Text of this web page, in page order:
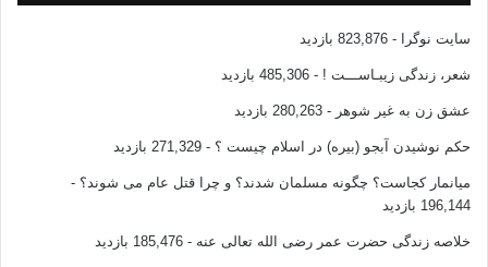
سایت نوگرا - 823,876 بازدید
شعر، زندگی زیبـاســـت ! - 485,306 بازدید
عشق زن به غیر شوهر - 280,263 بازدید
حکم نوشیدن آبجو (بیره) در اسلام چیست ؟ - 271,329 بازدید
میانمار کجاست؟ چگونه مسلمان شدند؟ و چرا قتل عام می شوند؟ -
196,144 بازدید
خلاصه زندگی حضرت عمر رضی الله تعالی عنه - 185,476 بازدید